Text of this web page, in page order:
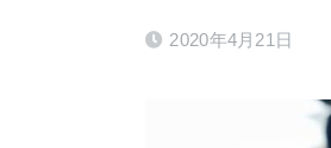
2020年4月21日